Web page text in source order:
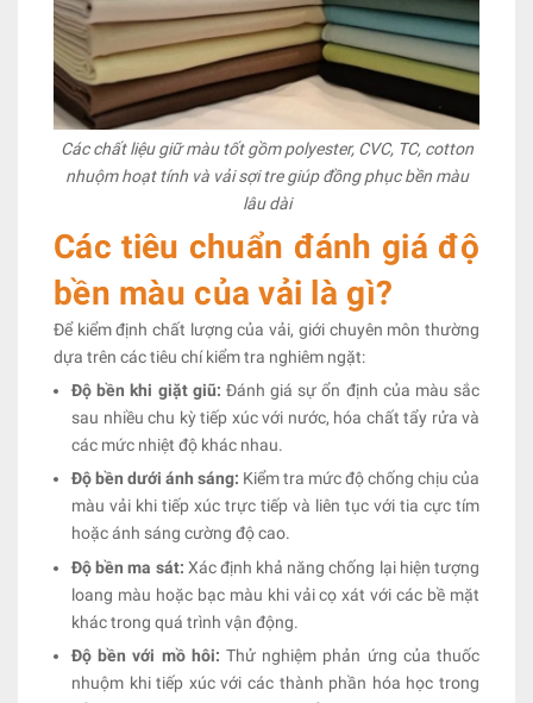
Các chất liệu giữ màu tốt gồm polyester, CVC, TC, cotton
nhuộm hoạt tính và vải sợi tre giúp đồng phục bền màu
lâu dài
Các tiêu chuẩn đánh giá độ
bền màu của vải là gì?
Để kiểm định chất lượng của vải, giới chuyên môn thường
dựa trên các tiêu chí kiểm tra nghiêm ngặt:
Độ bền khi giặt giũ: Đánh giá sự ổn định của màu sắc
sau nhiều chu kỳ tiếp xúc với nước, hóa chất tẩy rửa và
các mức nhiệt độ khác nhau.
Độ bền dưới ánh sáng: Kiểm tra mức độ chống chịu của
màu vải khi tiếp xúc trực tiếp và liên tục với tia cực tím
hoặc ánh sáng cường độ cao.
Độ bền ma sát: Xác định khả năng chống lại hiện tượng
loang màu hoặc bạc màu khi vải cọ xát với các bề mặt
khác trong quá trình vận động.
Độ bền với mồ hôi: Thử nghiệm phản ứng của thuốc
nhuộm khi tiếp xúc với các thành phần hóa học trong